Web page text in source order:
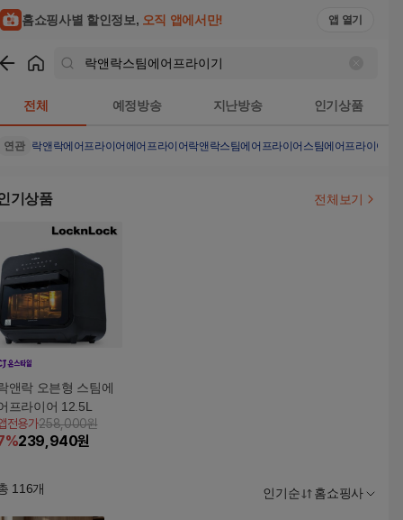
홈쇼핑사별 할인정보, 오직 앱에서만! 앱 열기
전체 예정방송 지난방송 인기상품
연관 락앤락에어프라이어에어프라이어락앤락스팀에어프라이어 스팀에어프라이어
기상품 전체보기
앤락 오븐형 스팀에
프라이어 12.5L
전용가258,000원
%239,940원
116개 인기순 홈쇼핑사